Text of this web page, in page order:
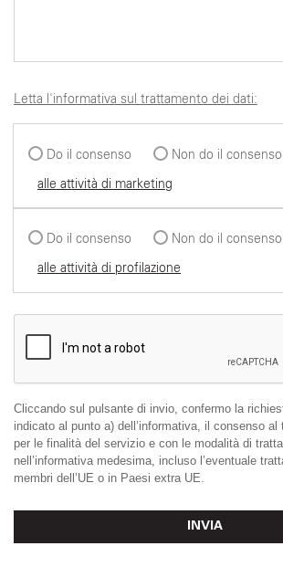
Letta l'informativa sul trattamento dei dati:
Do il consenso
Non do il consenso
alle attività di marketing
Do il consenso
Non do il consenso
alle attività di profilazione
Cliccando sul pulsante di invio, confermo la
indicato al punto a) dell’informativa, il consenso al
per le finalità del servizio e con le modalità di
nell’informativa medesima, incluso l’eventuale
membri dell’UE o in Paesi extra UE.
INVIA